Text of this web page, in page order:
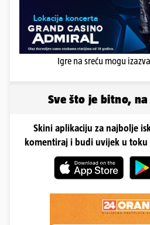
Igre na sreću mogu
Sve što je bitno,
Skini aplikaciju za najbolje
komentiraj i budi uvijek u